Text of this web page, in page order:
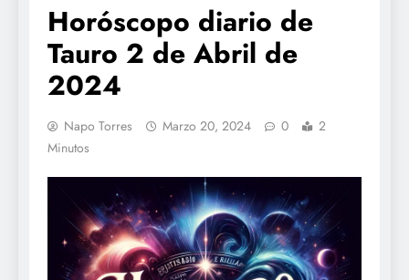
Horóscopo diario de
Tauro 2 de Abril de
2024
Napo Torres Marzo 20, 2024 0
2
Minutos